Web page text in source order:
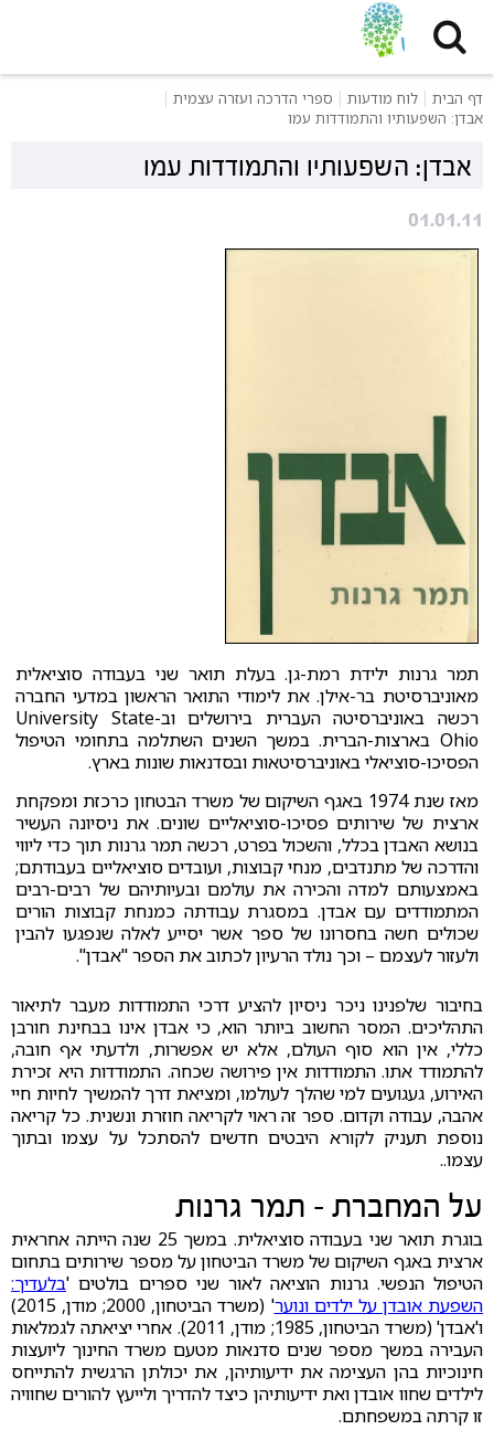
דף הבית לוח מודעות
ספרי הדרכה ועזרה עצמית
אבדן: השפעותיו והתמודדות עמו
אבדן: השפעותיו והתמודדות עמו
01.01.11
תמר גרנות ילידת רמת-גן. בעלת תואר שני בעבודה סוציאלית
מאוניברסיטת בר-אילן. את לימודי התואר הראשון במדעי החברה
רכשה באוניברסיטה העברית בירושלים וב-University State
Ohio בארצות-הברית. במשך השנים השתלמה בתחומי הטיפול
הפסיכו-סוציאלי באוניברסיטאות ובסדנאות שונות בארץ.
מאז שנת 1974 באגף השיקום של משרד הבטחון כרכזת ומפקחת
ארצית של שירותים פסיכו-סוציאליים שונים. את ניסיונה העשיר
בנושא האבדן בכלל, והשכול בפרט, רכשה תמר גרנות תוך כדי ליווי
והדרכה של מתנדבים, מנחי קבוצות, ועובדים סוציאליים בעבודתם;
באמצעותם למדה והכירה את עולמם ובעיותיהם של רבים-רבים
המתמודדים עם אבדן. במסגרת עבודתה כמנחת קבוצות הורים
שכולים חשה בחסרונו של ספר אשר יסייע לאלה שנפגעו להבין
ולעזור לעצמם – וכך נולד הרעיון לכתוב את הספר "אבדן".
בחיבור שלפנינו ניכר ניסיון להציע דרכי התמודדות מעבר לתיאור
התהליכים. המסר החשוב ביותר הוא, כי אבדן אינו בבחינת חורבן
כללי, אין הוא סוף העולם, אלא יש אפשרות, ולדעתי אף חובה,
להתמודד אתו. התמודדות אין פירושה שכחה. התמודדות היא זכירת
האירוע, געגועים למי שהלך לעולמו, ומציאת דרך להמשיך לחיות חיי
אהבה, עבודה וקדום. ספר זה ראוי לקריאה חוזרת ונשנית. כל קריאה
נוספת תעניק לקורא היבטים חדשים להסתכל על עצמו ובתוך
עצמו..
על המחברת - תמר גרנות
בוגרת תואר שני בעבודה סוציאלית. במשך 25 שנה הייתה אחראית
ארצית באגף השיקום של משרד הביטחון על מספר שירותים בתחום
הטיפול הנפשי. גרנות הוציאה לאור שני ספרים בולטים 'בלעדיך:
השפעת אובדן על ילדים ונוער
' (משרד הביטחון, 2000; מודן, 2015)
ו'אבדן' (משרד הביטחון, 1985; מודן, 2011). אחרי יציאתה לגמלאות
העבירה במשך מספר שנים סדנאות מטעם משרד החינוך ליועצות
חינוכיות בהן העצימה את ידיעותיהן, את יכולתן הרגשית להתייחס
לילדים שחוו אובדן ואת ידיעותיהן כיצד להדריך ולייעץ להורים שחוויה
זו קרתה במשפחתם.